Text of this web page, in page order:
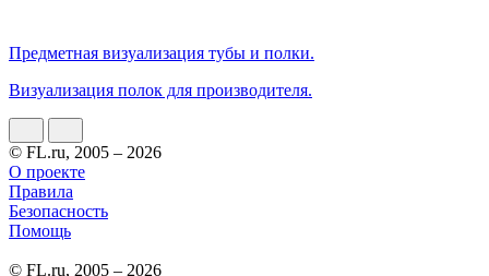
Предметная визуализация тубы и полки.
Визуализация полок для производителя.
© FL.ru, 2005 – 2026
О проекте
Правила
Безопасность
Помощь
© FL.ru, 2005 – 2026